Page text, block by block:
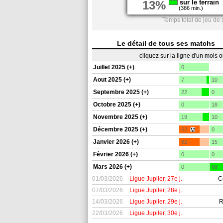
13% sur le terrain
(386 min.)
Temps total de jeu
Le détail de tous ses matchs
cliquez sur la ligne d'un mois
Juillet 2025 (+)
0
Aout 2025 (+) 7 10
Septembre 2025 (+) 22 0
Octobre 2025 (+) 0 18
Novembre 2025 (+) 19 10
Décembre 2025 (+) 62 0
Janvier 2026 (+) 62 15
Février 2026 (+) 0 0
Mars 2026 (+) 0 68
01/03/2026 Ligue Jupiler, 27e j.
07/03/2026
Ligue Jupiler, 28e j.
14/03/2026
Ligue Jupiler, 29e j.
22/03/2026
Ligue Jupiler, 30e j.